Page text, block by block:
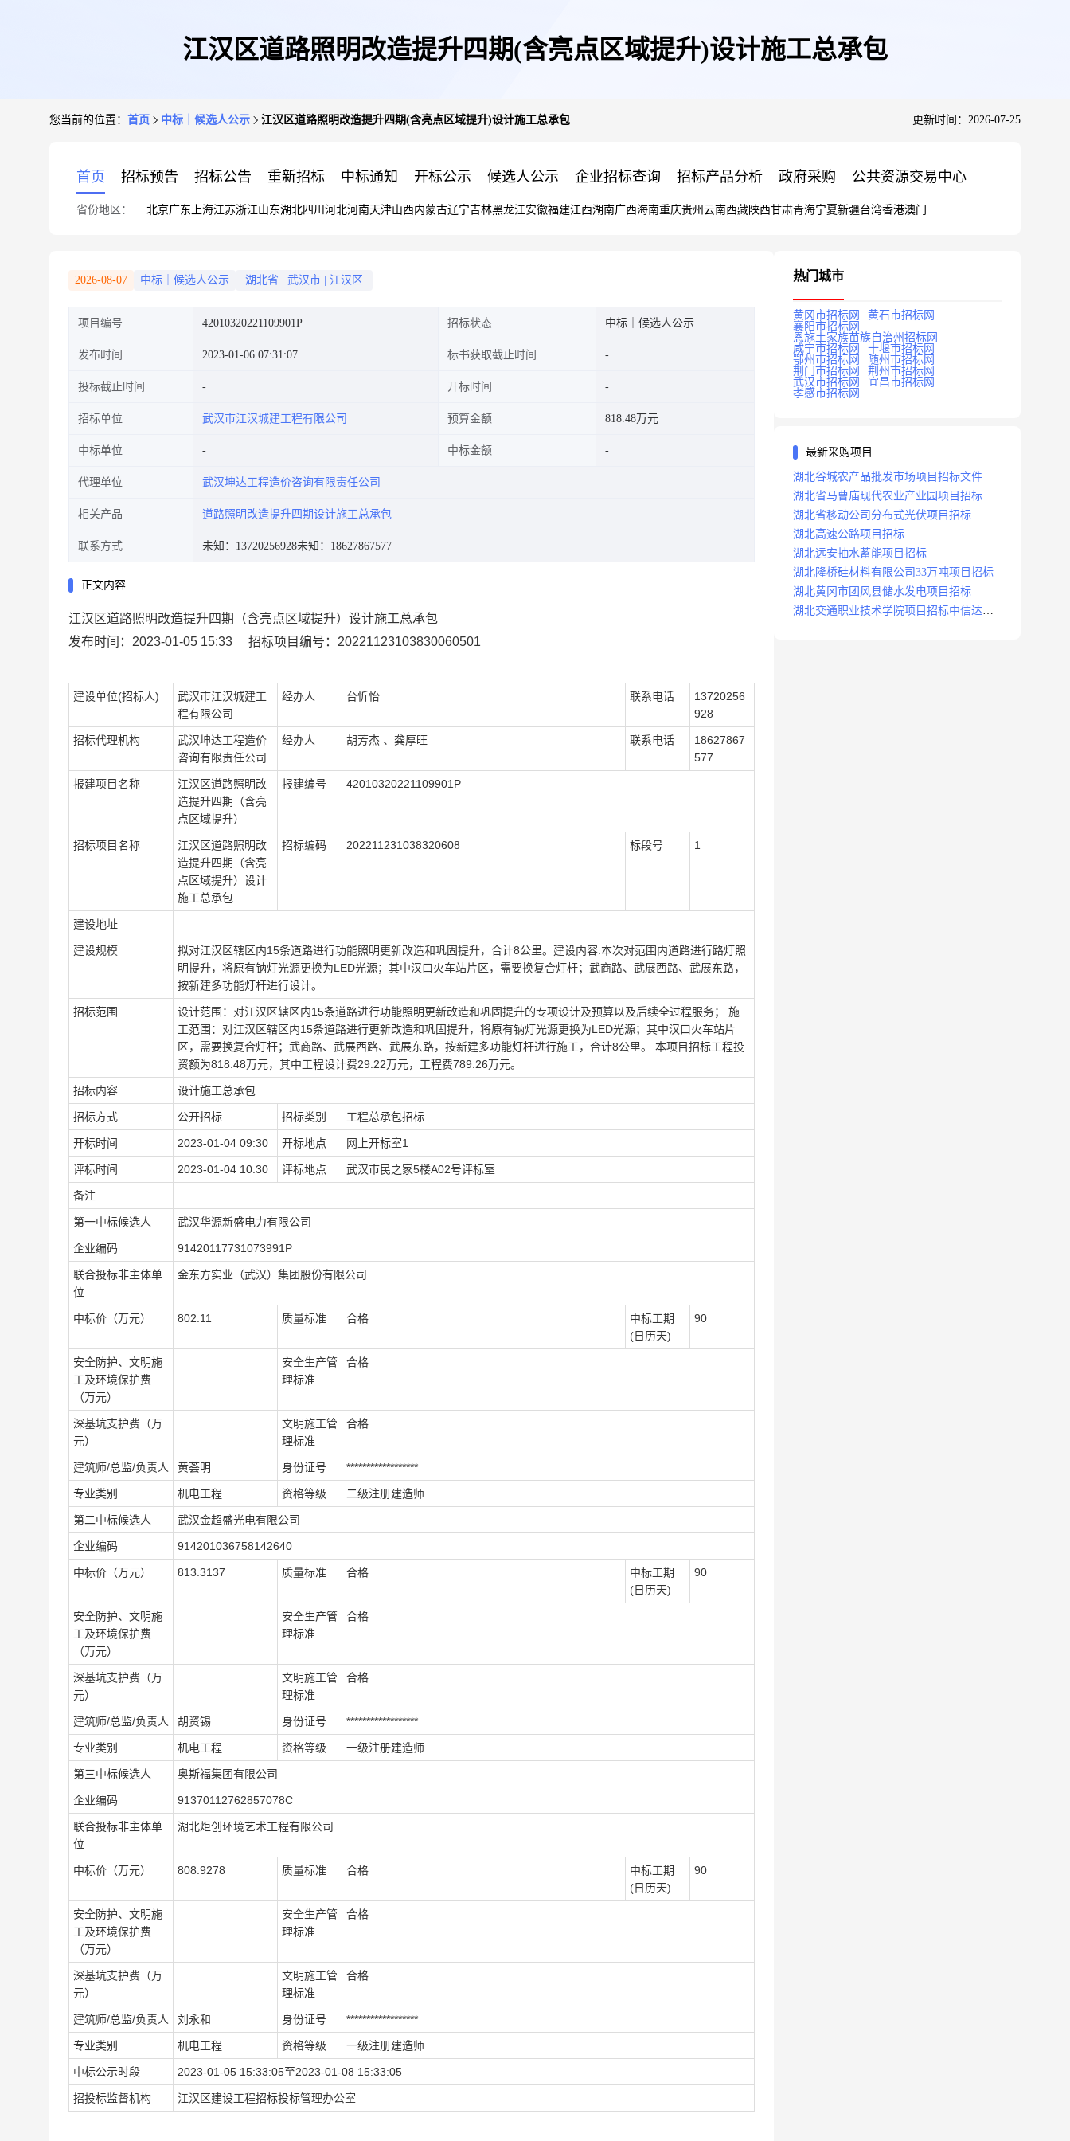
江汉区道路照明改造提升四期(含亮点区域提升)设计施工总承包
您当前的位置： 首页 中标｜候选人公示 江汉区道路照明改造提升四期(含亮点区域提升)设计施工总承包 更新时间：2026-07-25
首页 招标预告 招标公告 重新招标 中标通知 开标公示 候选人公示 企业招标查询 招标产品分析 政府采购 公共资源交易中心
省份地区： 北京广东 上海江苏浙江山东湖北四川 河北河南天津山西内蒙古辽宁吉林黑龙江安徽福建江西湖南广西海南重庆贵州 云南西藏陕西甘肃青海宁夏新疆台湾香港澳门
2026-08-07 中标｜候选人公示 湖北省 武汉市 江汉区
项目编号 42010320221109901P 招标状态 中标｜候选人公示
发布时间 2023-01-06 07:31:07 标书获取截止时间
投标截止时间 开标时间
招标单位 武汉市江汉城建工程有限公司 预算金额 818.48万元
中标单位 中标金额
代理单位 武汉坤达工程造价咨询有限责任公司
相关产品 道路照明改造提升四期设计施工总承包
联系方式 未知：13720256928未知：18627867577
正文内容
江汉区道路照明改造提升四期（含亮点区域提升）设计施工总承包
发布时间：2023-01-05 15:33
招标项目编号：20221123103830060501
建设单位(招标人)
武汉市江汉城建工
程有限公司
经办人 台忻怡 联系电话
13720256
928
招标代理机构
武汉坤达工程造价
咨询有限责任公司
经办人 胡芳杰 、龚厚旺 联系电话
18627867
577
报建项目名称
江汉区道路照明改
造提升四期（含亮
点区域提升）
报建编号 42010320221109901P
招标项目名称
江汉区道路照明改
造提升四期（含亮
点区域提升）设计
施工总承包
招标编码 202211231038320608 标段号 1
建设地址
建设规模
拟对江汉区辖区内15条道路进行功能照明更新改造和巩固提升，合计8公里。建设内容:本次对范围内道路进行路灯照
明提升，将原有钠灯光源更换为LED光源；其中汉口火车站片区，需要换复合灯杆；武商路、武展西路、武展东路，
按新建多功能灯杆进行设计。
招标范围
设计范围：对江汉区辖区内15条道路进行功能照明更新改造和巩固提升的专项设计及预算以及后续全过程服务； 施
工范围：对江汉区辖区内15条道路进行更新改造和巩固提升，将原有钠灯光源更换为LED光源；其中汉口火车站片
区，需要换复合灯杆；武商路、武展西路、武展东路，按新建多功能灯杆进行施工，合计8公里。 本项目招标工程投
资额为818.48万元，其中工程设计费29.22万元，工程费789.26万元。
招标内容 设计施工总承包
招标方式 公开招标 招标类别 工程总承包招标
开标时间 2023-01-04 09:30 开标地点 网上开标室1
评标时间 2023-01-04 10:30 评标地点 武汉市民之家5楼A02号评标室
备注
第一中标候选人 武汉华源新盛电力有限公司
企业编码 91420117731073991P
联合投标非主体单
位
金东方实业（武汉）集团股份有限公司
中标价（万元） 802.11 质量标准 合格
中标工期
(日历天)
90
安全防护、文明施
工及环境保护费
（万元）
安全生产管
理标准
合格
深基坑支护费（万
元）
文明施工管
理标准
合格
建筑师/总监/负责人 黄荟明 身份证号 ******************
专业类别 机电工程 资格等级 二级注册建造师
第二中标候选人 武汉金超盛光电有限公司
企业编码 914201036758142640
中标价（万元） 813.3137 质量标准 合格
中标工期
(日历天)
90
安全防护、文明施
工及环境保护费
（万元）
安全生产管
理标准
合格
深基坑支护费（万
元）
文明施工管
理标准
合格
建筑师/总监/负责人 胡资锡 身份证号 ******************
专业类别 机电工程 资格等级 一级注册建造师
第三中标候选人 奥斯福集团有限公司
企业编码 91370112762857078C
联合投标非主体单
位
湖北炬创环境艺术工程有限公司
中标价（万元） 808.9278 质量标准 合格
中标工期
(日历天)
90
安全防护、文明施
工及环境保护费
（万元）
安全生产管
理标准
合格
深基坑支护费（万
元）
文明施工管
理标准
合格
建筑师/总监/负责人 刘永和 身份证号 ******************
专业类别 机电工程 资格等级 一级注册建造师
中标公示时段 2023-01-05 15:33:05至2023-01-08 15:33:05
招投标监督机构 江汉区建设工程招标投标管理办公室
热门城市
黄冈市招标网
黄石市招标网
襄阳市招标网
恩施土家族苗族自治州招标网
咸宁市招标网
十堰市招标网
鄂州市招标网
随州市招标网
荆门市招标网
荆州市招标网
武汉市招标网
宜昌市招标网
孝感市招标网
最新采购项目
湖北谷城农产品批发市场项目招标文件
湖北省马曹庙现代农业产业园项目招标
湖北省移动公司分布式光伏项目招标
湖北高速公路项目招标
湖北远安抽水蓄能项目招标
湖北隆桥硅材料有限公司33万吨项目招标
湖北黄冈市团风县储水发电项目招标
湖北交通职业技术学院项目招标中信达咨